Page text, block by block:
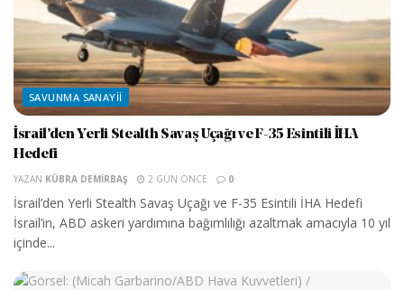
SAVUNMA SANAYII
İsrail’den Yerli Stealth Savaş Uçağı ve F-35 Esintili İHA
Hedefi
YAZAN KÜBRA DEMIRBAŞ 2 GÜN ÖNCE 0
İsrail’den Yerli Stealth Savaş Uçağı ve F-35 Esintili İHA Hedefi
İsrail’in, ABD askeri yardımına bağımlılığı azaltmak amacıyla 10 yıl
içinde...